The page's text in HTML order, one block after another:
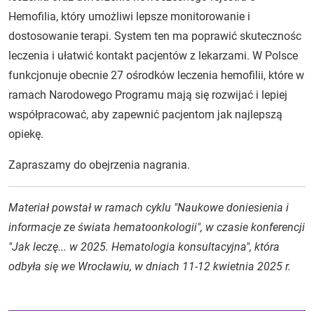
Hemofilia, który umożliwi lepsze monitorowanie i
dostosowanie terapi. System ten ma poprawić skutecznośc
leczenia i ułatwić kontakt pacjentów z lekarzami. W Polsce
funkcjonuje obecnie 27 ośrodków leczenia hemofilii, które w
ramach Narodowego Programu mają się rozwijać i lepiej
współpracować, aby zapewnić pacjentom jak najlepszą
opiekę.
Zapraszamy do obejrzenia nagrania.
Materiał powstał w ramach cyklu "Naukowe doniesienia i
informacje ze świata hematoonkologii", w czasie konferencji
"Jak leczę... w 2025. Hematologia konsultacyjna", która
odbyła się we Wrocławiu, w dniach 11-12 kwietnia 2025 r.